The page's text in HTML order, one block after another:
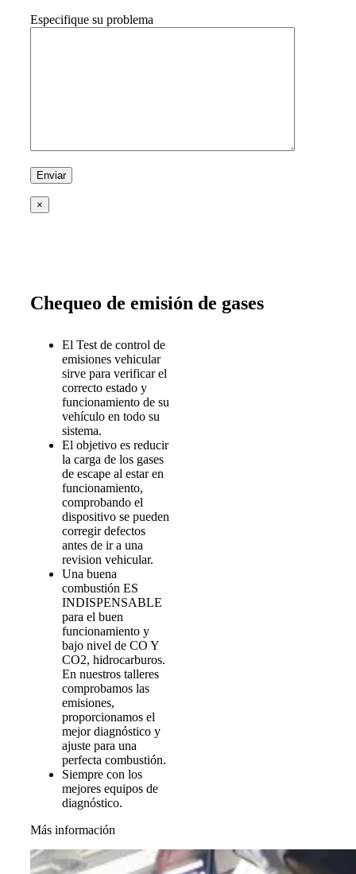
Especifique su problema
×
Chequeo de emisión de gases
El Test de control de
emisiones vehicular
sirve para verificar el
correcto estado y
funcionamiento de su
vehículo en todo su
sistema.
El objetivo es reducir
la carga de los gases
de escape al estar en
funcionamiento,
comprobando el
dispositivo se pueden
corregir defectos
antes de ir a una
revision vehicular.
Una buena
combustión ES
INDISPENSABLE
para el buen
funcionamiento y
bajo nivel de CO Y
CO2, hidrocarburos.
En nuestros talleres
comprobamos las
emisiones,
proporcionamos el
mejor diagnóstico y
ajuste para una
perfecta combustión.
Siempre con los
mejores equipos de
diagnóstico.
Más información